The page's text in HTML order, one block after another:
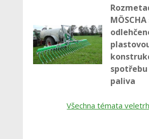
MÖSCHA
paliva
Všechna témata